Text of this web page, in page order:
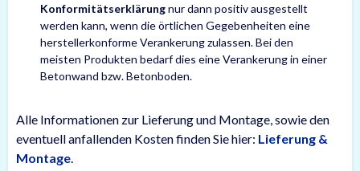
Konformitätserklärungnur dann positiv ausgestellt
werden kann, wenn die örtlichen Gegebenheiten eine
herstellerkonforme Verankerung zulassen. Bei den
meisten Produkten bedarf dies eine Verankerung in einer
Betonwand bzw. Betonboden.
Alle Informationen zur Lieferung und Montage, sowie den
eventuell anfallenden Kosten finden Sie hier: Lieferung &
Montage.